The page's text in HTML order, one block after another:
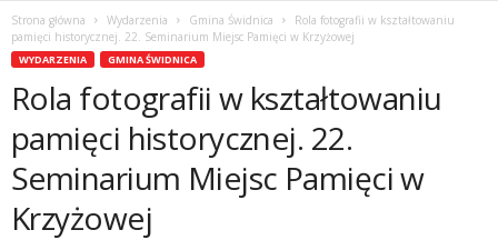
Strona główna Wydarzenia Gmina Świdnica
Rola fotografii w kształtowaniu
pamięci historycznej. 22. Seminarium Miejsc Pamięci w Krzyżowej
WYDARZENIA GMINA ŚWIDNICA
Rola fotografii w kształtowaniu
pamięci historycznej. 22.
Seminarium Miejsc Pamięci w
Krzyżowej